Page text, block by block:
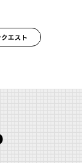
エスト